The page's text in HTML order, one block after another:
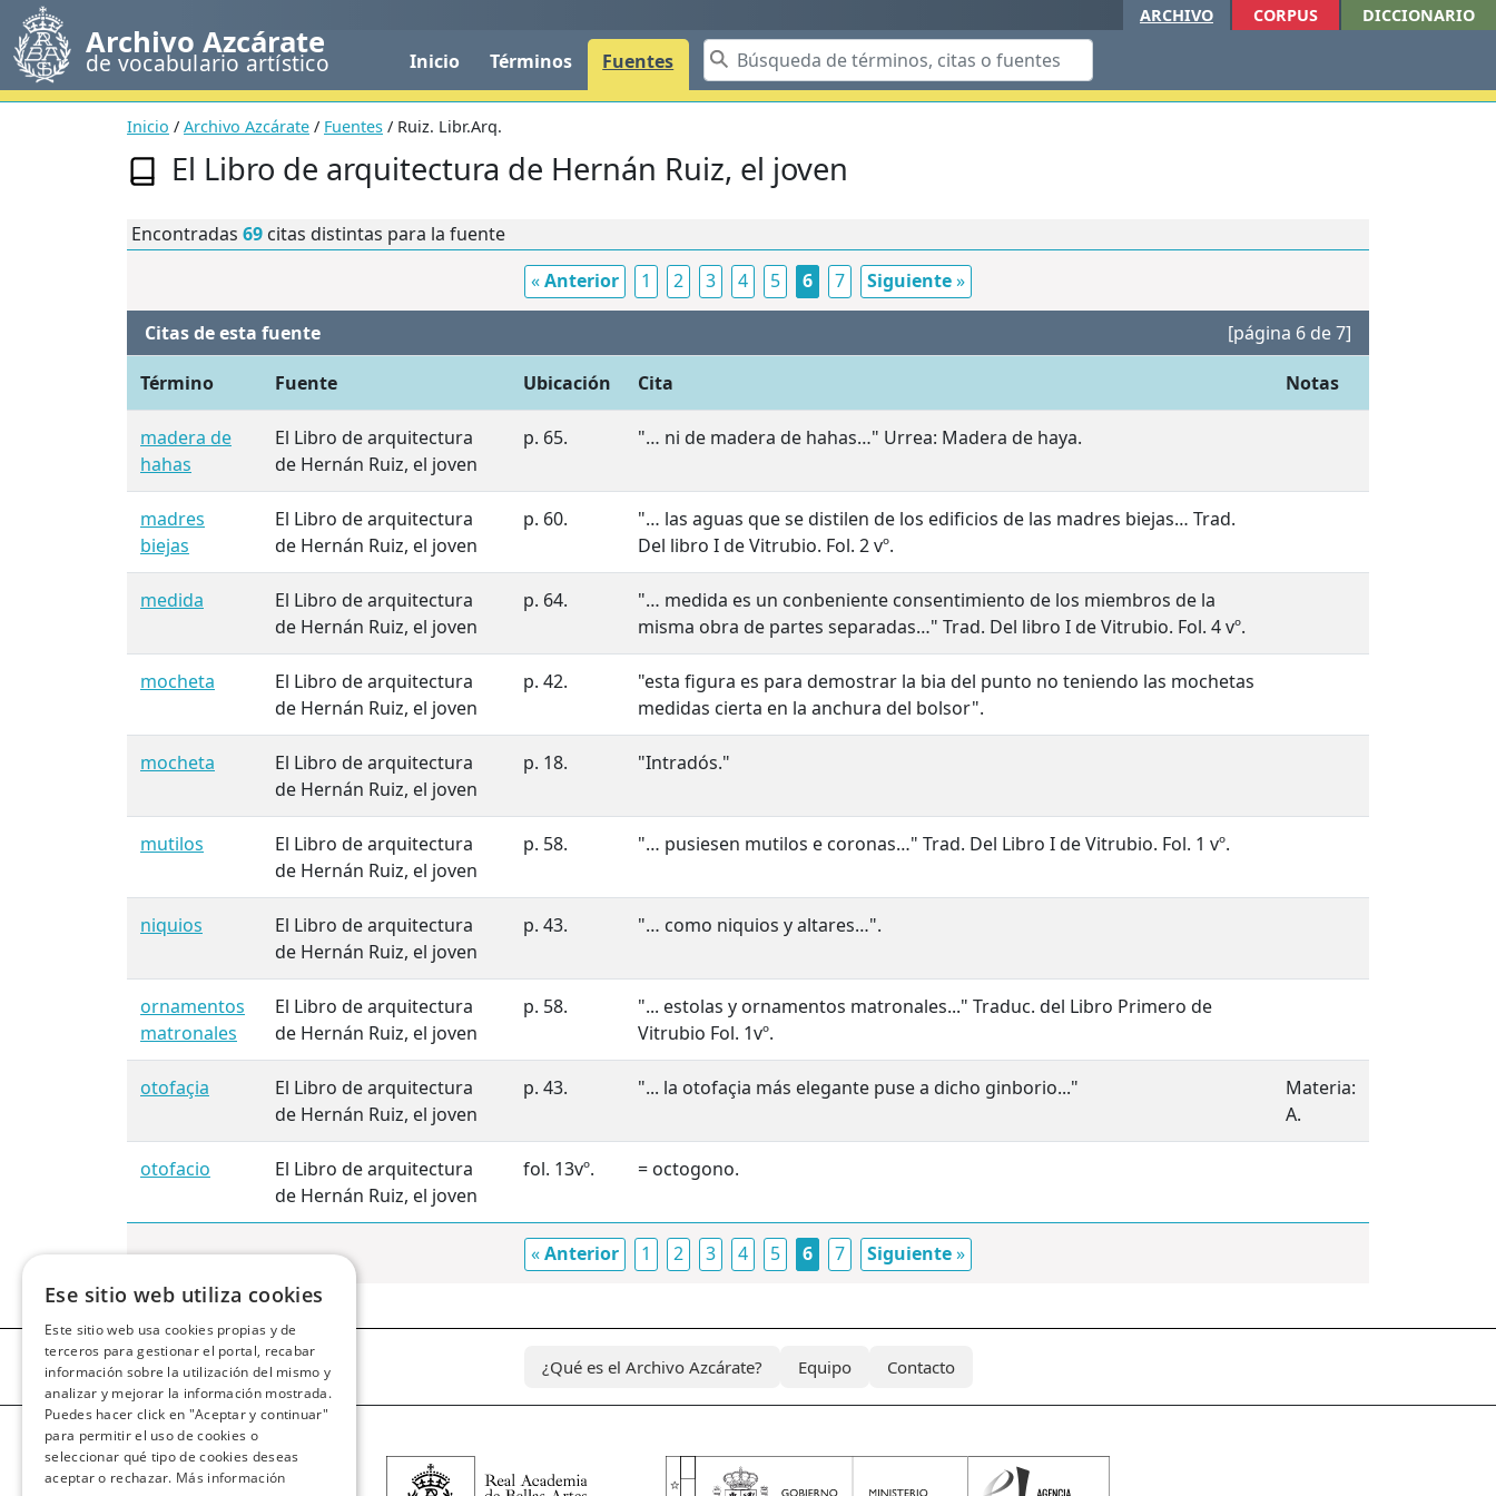
Archivo Azcárate
de vocabulario artístico Inicio Términos Fuentes
ARCHIVO CORPUS DICCIONARIO
Inicio / Archivo Azcárate / Fuentes / Ruiz. Libr.Arq.
El Libro de arquitectura de Hernán Ruiz, el joven
Encontradas 69 citas distintas para la fuente
«Anterior 1 2 3 4 5 6 7 Siguiente»
Citas de esta fuente [página 6 de 7]
Término Fuente Ubicación Cita Notas
madera de
hahas
El Libro de arquitectura
de Hernán Ruiz, el joven
p. 65. "… ni de madera de hahas…" Urrea: Madera de haya.
madres
biejas
El Libro de arquitectura
de Hernán Ruiz, el joven
p. 60.
"… las aguas que se distilen de los edificios de las madres biejas… Trad.
Del libro I de Vitrubio. Fol. 2 vº.
medida
El Libro de arquitectura
de Hernán Ruiz, el joven
p. 64.
"… medida es un conbeniente consentimiento de los miembros de la
misma obra de partes separadas…" Trad. Del libro I de Vitrubio. Fol. 4 vº.
mocheta
El Libro de arquitectura
de Hernán Ruiz, el joven
p. 42.
"esta figura es para demostrar la bia del punto no teniendo las mochetas
medidas cierta en la anchura del bolsor".
mocheta
El Libro de arquitectura
de Hernán Ruiz, el joven
p. 18. "Intradós."
mutilos
El Libro de arquitectura
de Hernán Ruiz, el joven
p. 58. "… pusiesen mutilos e coronas…" Trad. Del Libro I de Vitrubio. Fol. 1 vº.
niquios
El Libro de arquitectura
de Hernán Ruiz, el joven
p. 43. "… como niquios y altares…".
ornamentos
matronales
El Libro de arquitectura
de Hernán Ruiz, el joven
p. 58.
"... estolas y ornamentos matronales..." Traduc. del Libro Primero de
Vitrubio Fol. 1vº.
otofaçia
El Libro de arquitectura
de Hernán Ruiz, el joven
p. 43. "... la otofaçia más elegante puse a dicho ginborio..."
Materia:
A.
otofacio
El Libro de arquitectura
de Hernán Ruiz, el joven
fol. 13vº. = octogono.
«Anterior 1 2 3 4 5 6 7 Siguiente»
¿Qué es el Archivo Azcárate? Equipo Contacto
Ese sitio web utiliza cookies
Este sitio web usa cookies propias y de
terceros para gestionar el portal, recabar
información sobre la utilización del mismo y
analizar y mejorar la información mostrada.
Puedes hacer click en "Aceptar y continuar"
para permitir el uso de cookies o
seleccionar qué tipo de cookies deseas
aceptar o rechazar. Más información